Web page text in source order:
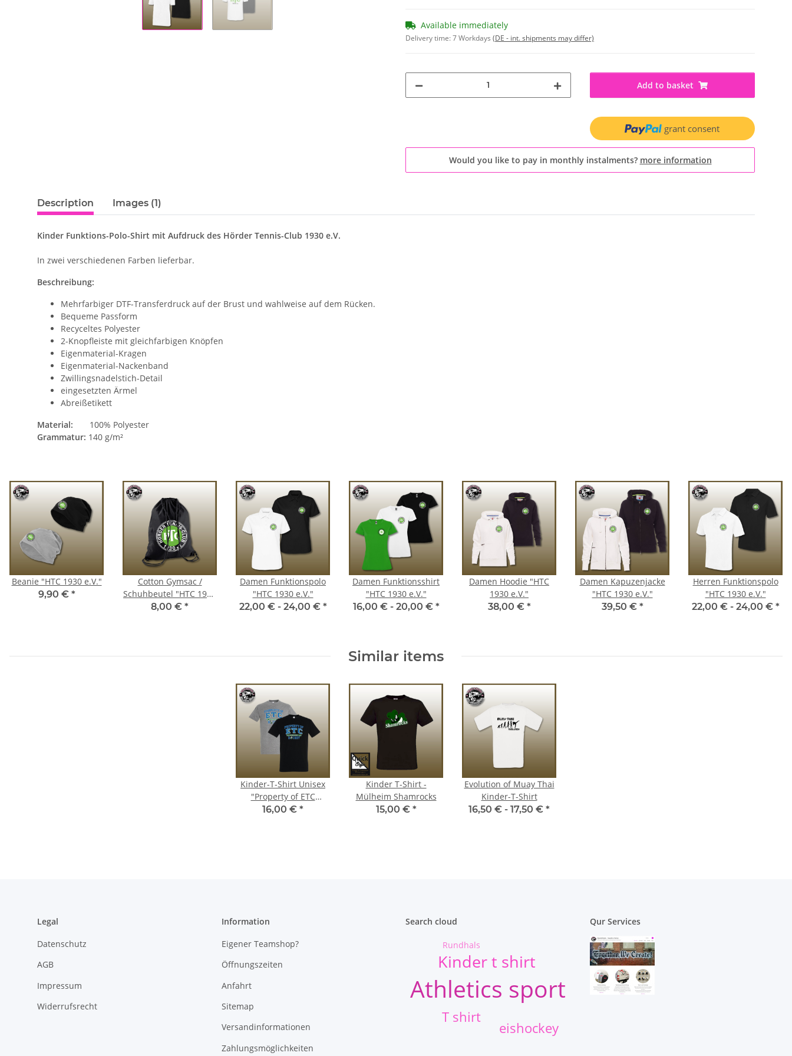
Available immediately
Delivery time:7 Workdays (DE - int. shipments may differ)
Add to basket
grant consent
Would you like to pay in monthly instalments? more information
Description Images (1)
Kinder Funktions-Polo-Shirt mit Aufdruck des Hörder Tennis-Club 1930 e.V.
In zwei verschiedenen Farben lieferbar.
Beschreibung:
Mehrfarbiger DTF-Transferdruck auf der Brust und wahlweise auf dem Rücken.
Bequeme Passform
Recyceltes Polyester
2-Knopfleiste mit gleichfarbigen Knöpfen
Eigenmaterial-Kragen
Eigenmaterial-Nackenband
Zwillingsnadelstich-Detail
eingesetzten Ärmel
Abreißetikett
Material: 100% Polyester
Grammatur: 140 g/m²
Beanie "HTC 1930 e.V."
9,90 € *
Cotton Gymsac /
Schuhbeutel "HTC 1930
e.V."
8,00 € *
Damen Funktionspolo
"HTC 1930 e.V."
22,00 € - 24,00 € *
Damen Funktionsshirt
"HTC 1930 e.V."
16,00 € - 20,00 € *
Damen Hoodie "HTC
1930 e.V."
38,00 € *
Damen Kapuzenjacke
"HTC 1930 e.V."
39,50 € *
Herren Funktionspolo
"HTC 1930 e.V."
22,00 € - 24,00 € *
Similar items
Kinder-T-Shirt Unisex
"Property of ETC
Gelsenkirchen"
16,00 € *
Kinder T-Shirt -
Mülheim Shamrocks
15,00 € *
Evolution of Muay Thai
Kinder-T-Shirt
16,50 € - 17,50 € *
Legal
Datenschutz
AGB
Impressum
Widerrufsrecht
Information
Eigener Teamshop?
Öffnungszeiten
Anfahrt
Sitemap
Versandinformationen
Zahlungsmöglichkeiten
Search cloud
Athletics sport
Kinder t shirt
T shirt
eishockey
Rundhals
Qur Services